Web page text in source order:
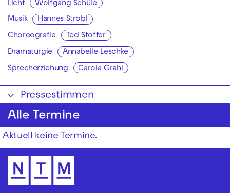
Licht Wolfgang Schüle
Musik Hannes Strobl
Choreografie Ted Stoffer
Dramaturgie Annabelle Leschke
Sprecherziehung Carola Grahl
Pressestimmen
Alle Termine
Aktuell keine Termine.